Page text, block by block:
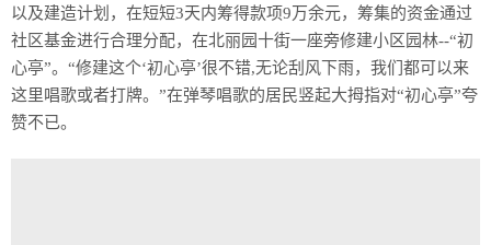
以及建造计划，在短短3天内筹得款项9万余元，筹集的资金通过
社区基金进行合理分配，在北丽园十街一座旁修建小区园林--“初
心亭”。“修建这个‘初心亭’很不错,无论刮风下雨，我们都可以来
这里唱歌或者打牌。”在弹琴唱歌的居民竖起大拇指对“初心亭”夸
赞不已。